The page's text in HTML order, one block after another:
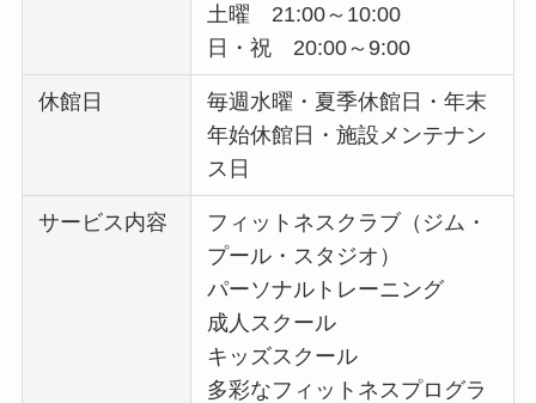
土曜 21:00～10:00
日・祝 20:00～9:00
休館日
毎週水曜・夏季休館日・年末
年始休館日・施設メンテナン
ス日
サービス内容
フィットネスクラブ（ジム・
プール・スタジオ）
パーソナルトレーニング
成人スクール
キッズスクール
多彩なフィットネスプログラ